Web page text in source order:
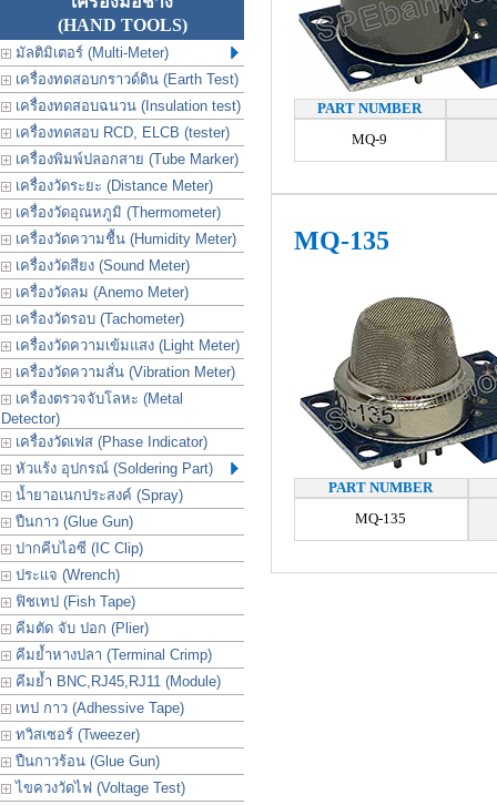
(HAND TOOLS)
มัลติมิเตอร์ (Multi-Meter)
เครื่องทดสอบกราวด์ดิน (Earth Test)
เครื่องทดสอบฉนวน (Insulation test)
เครื่องทดสอบ RCD, ELCB (tester)
เครื่องพิมพ์ปลอกสาย (Tube Marker)
เครื่องวัดระยะ (Distance Meter)
เครื่องวัดอุณหภูมิ (Thermometer)
เครื่องวัดความชื้น (Humidity Meter)
เครื่องวัดสียง (Sound Meter)
เครื่องวัดลม (Anemo Meter)
เครื่องวัดรอบ (Tachometer)
เครื่องวัดความเข้มแสง (Light Meter)
เครื่องวัดความสั่น (Vibration Meter)
เครื่องตรวจจับโลหะ (Metal
Detector)
เครื่องวัดเฟส (Phase Indicator)
หัวแร้ง อุปกรณ์ (Soldering Part)
น้ำยาอเนกประสงค์ (Spray)
ปืนกาว (Glue Gun)
ปากคีบไอซี (IC Clip)
ประเเจ (Wrench)
ฟิชเทป (Fish Tape)
คีมตัด จับ ปอก (Plier)
คีมย้ำหางปลา (Terminal Crimp)
คีมย้ำ BNC,RJ45,RJ11 (Module)
เทป กาว (Adhessive Tape)
ทวิสเซอร์ (Tweezer)
ปืนกาวร้อน (Glue Gun)
ไขควงวัดไฟ (Voltage Test)
PART NUMBER
MQ-9
MQ-135
PART NUMBER
MQ-135